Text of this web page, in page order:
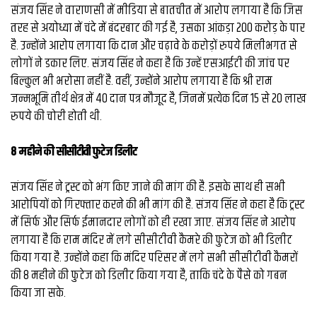
संजय सिंह ने वाराणसी में मीडिया से बातचीत में आरोप लगाया है कि जिस
तरह से अयोध्या में चंदे में बंदरबाट की गई है, उसका आंकड़ा 200 करोड़ के पार
है. उन्होंने आरोप लगाया कि दान और चढ़ावे के करोड़ों रुपये मिलीभगत से
लोगों ने डकार लिए. संजय सिंह ने कहा है कि उन्हें एसआईटी की जांच पर
बिल्कुल भी भरोसा नहीं है. वहीं, उन्होंने आरोप लगाया है कि श्री राम
जन्मभूमि तीर्थ क्षेत्र में 40 दान पत्र मौजूद है, जिनमें प्रत्येक दिन 15 से 20 लाख
रुपये की चोरी होती थी.
8 महीने की सीसीटीवी फुटेज डिलीट
संजय सिंह ने ट्रस्ट को भंग किए जाने की मांग की है. इसके साथ ही सभी
आरोपियों को गिरफ्तार करने की भी मांग की है. संजय सिंह ने कहा है कि ट्रस्ट
में सिर्फ और सिर्फ ईमानदार लोगों को ही रखा जाए. संजय सिंह ने आरोप
लगाया है कि राम मंदिर में लगे सीसीटीवी कैमरे की फुटेज को भी डिलीट
किया गया है. उन्होंने कहा कि मंदिर परिसर में लगे सभी सीसीटीवी कैमरों
की 8 महीने की फुटेज को डिलीट किया गया है, ताकि चंदे के पैसे को गबन
किया जा सके.